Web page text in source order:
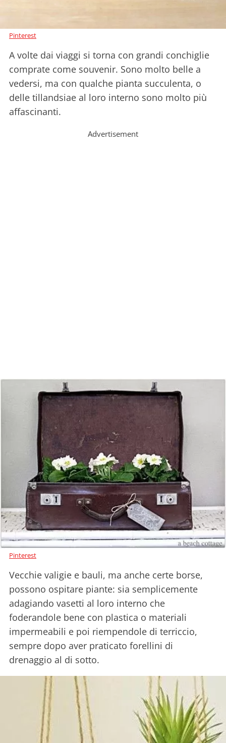
Pinterest
A volte dai viaggi si torna con grandi conchiglie
comprate come souvenir. Sono molto belle a
vedersi, ma con qualche pianta succulenta, o
delle tillandsiae al loro interno sono molto più
affascinanti.
Advertisement
Pinterest
Vecchie valigie e bauli, ma anche certe borse,
possono ospitare piante: sia semplicemente
adagiando vasetti al loro interno che
foderandole bene con plastica o materiali
impermeabili e poi riempendole di terriccio,
sempre dopo aver praticato forellini di
drenaggio al di sotto.